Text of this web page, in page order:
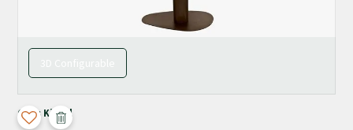
Orfis Kiezel